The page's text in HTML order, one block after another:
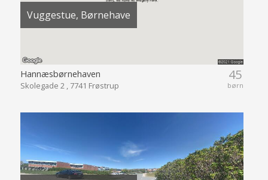
Vuggestue, Børnehave
45
børn
Hannæsbørnehaven
Skolegade 2 , 7741 Frøstrup